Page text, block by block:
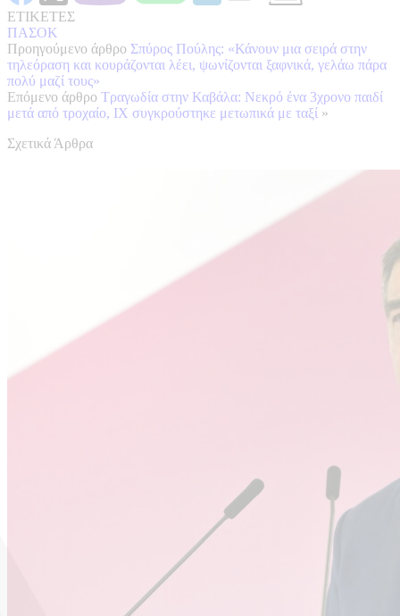
ΕΤΙΚΕΤΕΣ
ΠΑΣΟΚ
Προηγούμενο άρθρο Σπύρος Πούλης: «Κάνουν μια σειρά στην
τηλεόραση και κουράζονται λέει, ψωνίζονται ξαφνικά, γελάω πάρα
πολύ μαζί τους»
Επόμενο άρθρο Τραγωδία στην Καβάλα: Νεκρό ένα 3χρονο παιδί
μετά από τροχαίο, ΙΧ συγκρούστηκε μετωπικά με ταξί »
Σχετικά Άρθρα